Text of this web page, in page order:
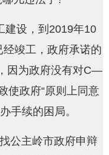
建设，到2019年10
竣工，政府承诺的
因为政府没有对C—
使政府“原则上同意
手续的困局。
公主岭市政府申辩